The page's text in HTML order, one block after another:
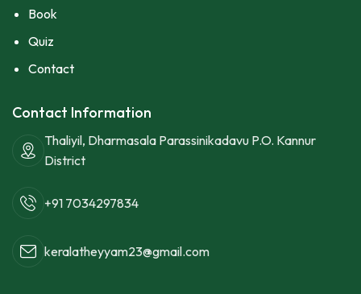
Book
Quiz
Contact
Contact Information
Thaliyil, Dharmasala Parassinikadavu P.O. Kannur
District
+91 7034297834
keralatheyyam23@gmail.com